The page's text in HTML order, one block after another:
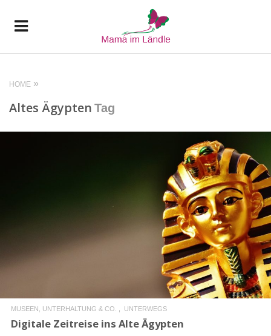
HOME
Altes Ägypten Tag
READ MORE
MUSEEN, UNTERHALTUNG & CO. UNTERWEGS
Digitale Zeitreise ins Alte Ägypten